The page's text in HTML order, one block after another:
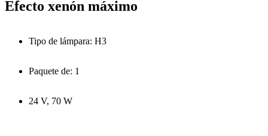
Efecto xenón máximo
Tipo de lámpara: H3
Paquete de: 1
24 V, 70 W